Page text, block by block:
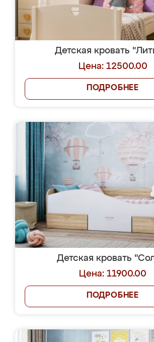
Детская кровать
Цена: 12500.00
ПОДРОБНЕЕ
Детская кровать
Цена: 11900.00
ПОДРОБНЕЕ